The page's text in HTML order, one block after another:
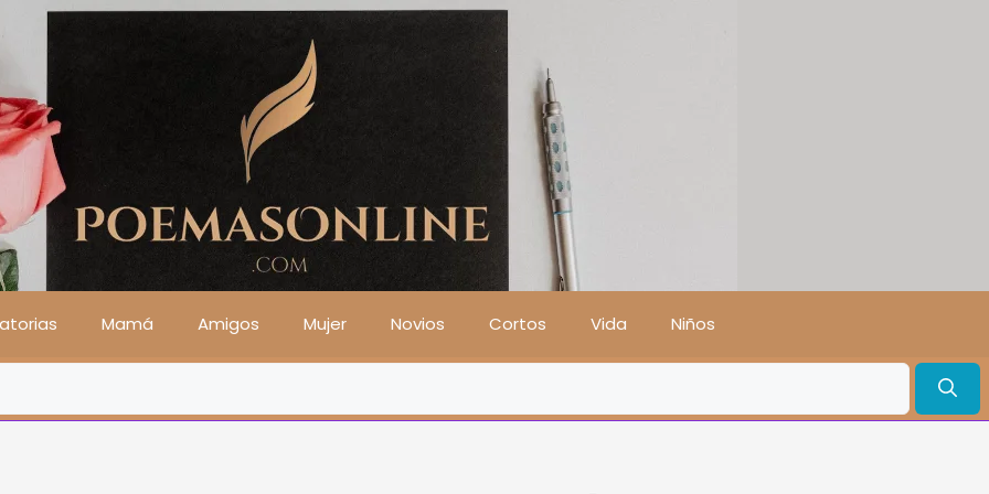
Mamá Amigos Mujer Novios Cortos Vida Niños